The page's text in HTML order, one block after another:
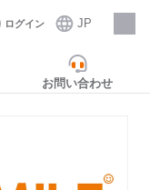
ログイン JP
採用情報
お問い合わせ